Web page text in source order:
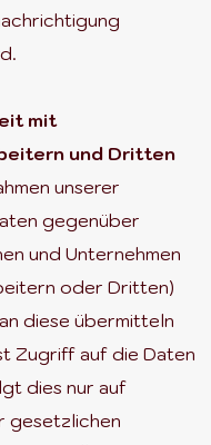
mit
und Dritten
unserer
gegenüber
und Unternehmen
oder Dritten)
diese übermitteln
Zugriff auf die Daten
dies nur auf
gesetzlichen